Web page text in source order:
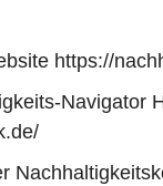
https://
Navigator